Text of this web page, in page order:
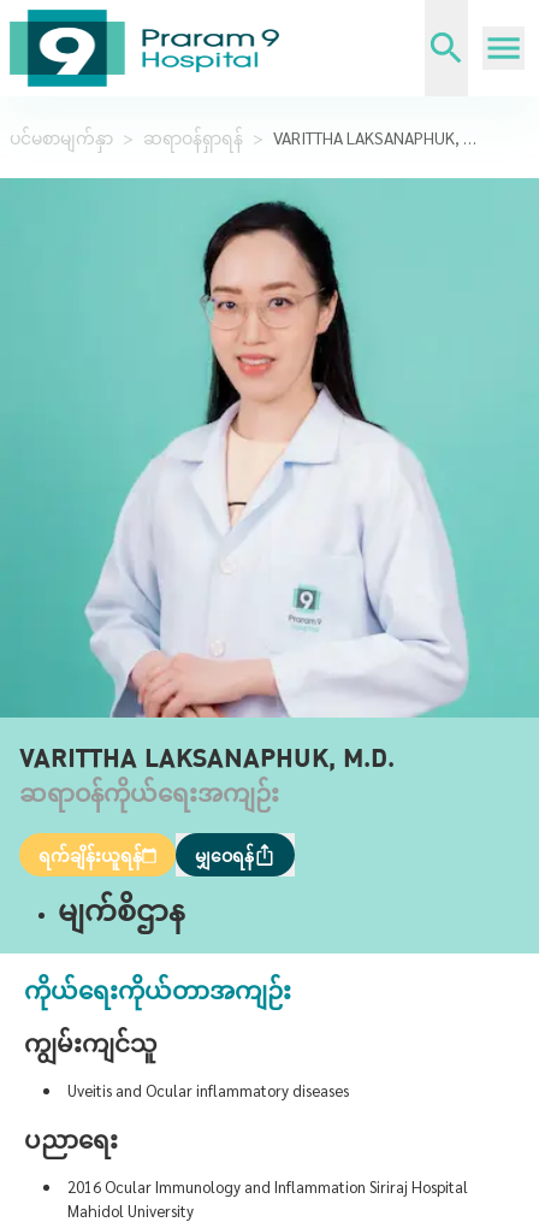
ပင်မစာမျက်နှာ > ဆရာဝန်ရှာရန် > VARITTHA LAKSANAPHUK, M.D.
VARITTHA LAKSANAPHUK, M.D.
ဆရာဝန်ကိုယ်ရေးအကျဉ်း
ရက်ချိန်းယူရန် မျှဝေရန်
မျက်စိဌာန
ကိုယ်ရေးကိုယ်တာအကျဉ်း
ကျွမ်းကျင်သူ
Uveitis and Ocular inflammatory diseases
ပညာရေး
2016 Ocular Immunology and Inflammation Siriraj Hospital
Mahidol University